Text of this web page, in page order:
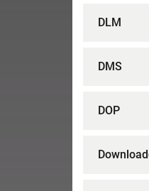
DLM
DMS
DOP